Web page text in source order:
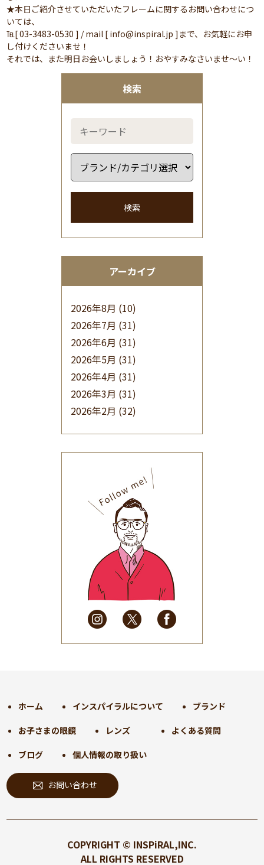
検索
検索
アーカイブ
2026年8月 (10)
2026年7月 (31)
2026年6月 (31)
2026年5月 (31)
2026年4月 (31)
2026年3月 (31)
2026年2月 (32)
(32)
2025年9月(30)
2025年8月(31)
2025年7月(37)
2025年6月(48)
2025年5月
(41)
2025年4月
(32)
2025年3月(31)
2025年2月
(28)
2025年1月
(34)
2024年9月(30)
2024年7月(31)
2024年6月(30)
2024年5月
2024年4月 (32)
2024年2月(31)
2024年1月(45)
2023年12月(31)
★本日ご紹介させていただいたフレームに関するお問い合わせにつ
いては、
℡[ 03-3483-0530 ] / mail [ info@inspiral.jp ]まで、お気軽にお申
し付けくださいませ！
それでは、また明日お会いしましょう！おやすみなさいませ～い！
ホーム インスパイラルについて ブランド
お子さまの眼鏡 レンズ よくある質問
ブログ 個人情報の取り扱い
お問い合わせ
COPYRIGHT © INSPiRAL,INC.
ALL RIGHTS RESERVED